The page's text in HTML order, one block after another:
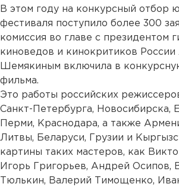
В этом году на конкурсный отбор
фестиваля поступило более 300
комиссия во главе с президентом
киноведов и кинокритиков
Шемякиным включила в
фильма.
Это работы российских
Санкт-Петербурга, Новосибирска,
Перми, Краснодара, а также
Литвы, Беларуси, Грузии и
картины таких мастеров, как
Игорь Григорьев, Андрей Осипов,
Тюлькин, Валерий Тимощенко,